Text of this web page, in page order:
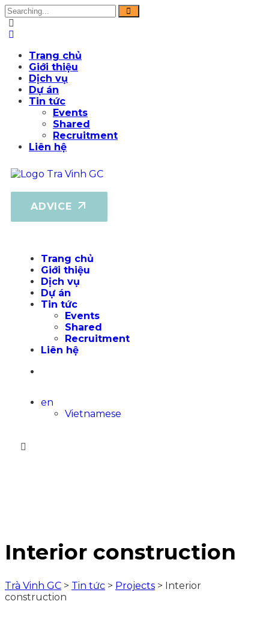
Trang chủ
Giới thiệu
Dịch vụ
Dự án
Tin tức
Events
Shared
Recruitment
Liên hệ
ADVICE
Trang chủ
Giới thiệu
Dịch vụ
Dự án
Tin tức
Events
Shared
Recruitment
Liên hệ
en
Vietnamese
Interior construction
Trà Vinh GC > Tin tức > Projects > Interior
construction